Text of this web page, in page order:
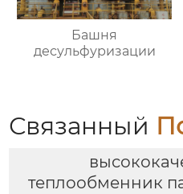
Башня
десульфуризации
Связанный
теплообменник